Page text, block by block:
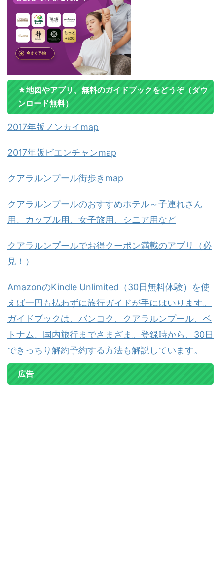
★地図やアプリ、無料のガイドブックをどうぞ（ダウ
ンロード無料）
2017年版ノンカイmap
2017年版ビエンチャンmap
クアラルンプール街歩きmap
クアラルンプールのおすすめホテル～子連れさん
用、カップル用、女子旅用、シニア用など
クアラルンプールでお得クーポン満載のアプリ（必
見！）
AmazonのKindle Unlimited（30日無料体験）を使
えば一円も払わずに旅行ガイドが手にはいります。
ガイドブックは、バンコク、クアラルンプール、ベ
トナム、国内旅行までさまざま。登録時から、30日
できっちり解約予約する方法も解説しています。
広告